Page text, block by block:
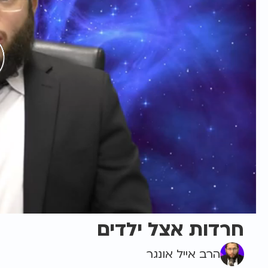
חרדות אצל ילדים
הרב אייל אונגר